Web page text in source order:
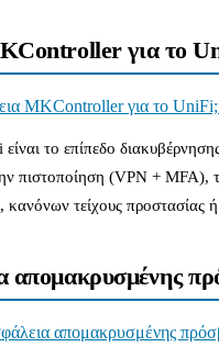
για το
MKController για το
το επίπεδο
πιστοποίηση (VPN + MFA),
κανόνων τείχους
απομακρυσμένης
απομακρυσμένης